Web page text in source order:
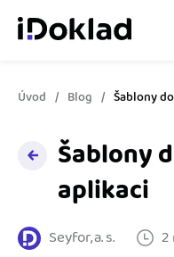
Online fakturace
Správa kontaktů
Hlídání cashflow
Vzdělání
Úvod Blog Šablony
Šablony
aplikaci
Seyfor, a. s. 2